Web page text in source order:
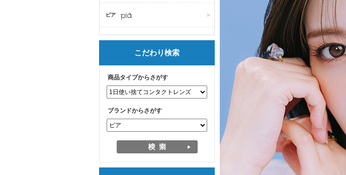
ピア
こだわり検索
商品タイプからさがす
ブランドからさがす